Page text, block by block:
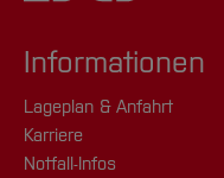
Informationen
Lageplan & Anfahrt
Karriere
Notfall-Infos